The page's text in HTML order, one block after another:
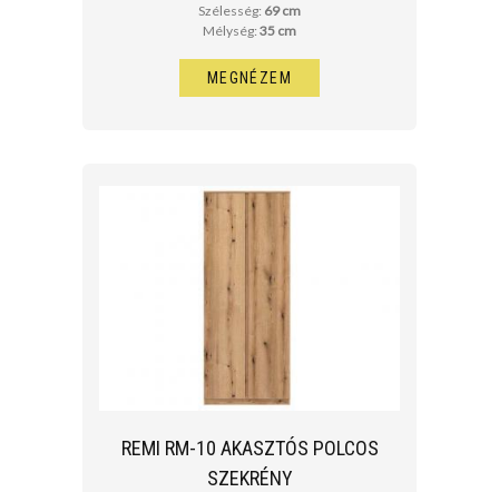
Szélesség: 69 cm
Mélység: 35 cm
MEGNÉZEM
REMI RM-10 AKASZTÓS POLCOS
SZEKRÉNY